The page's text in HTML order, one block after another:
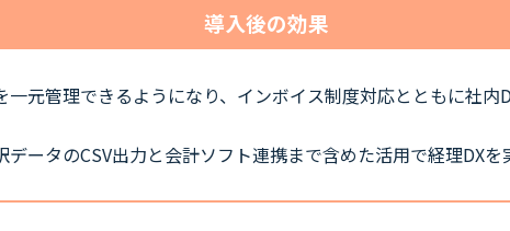
導入後の効果
元管理できるようになり、インボイス制度対応とともに社内
ータのCSV出力と会計ソフト連携まで含めた活用で経理DXを